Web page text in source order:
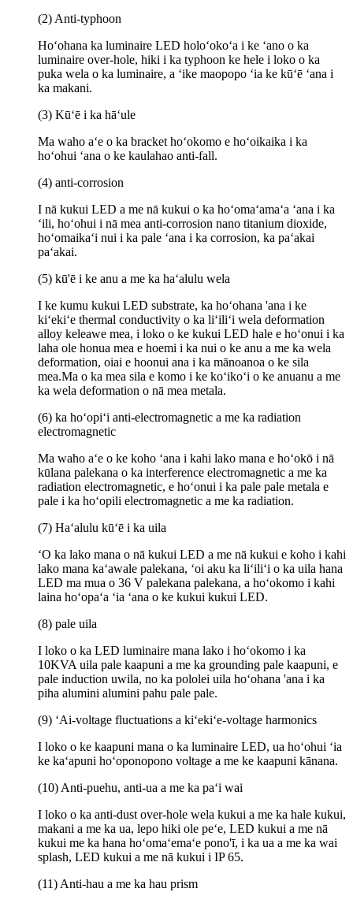
(2) Anti-typhoon
Hoʻohana ka luminaire LED holoʻokoʻa i ke ʻano o ka
luminaire over-hole, hiki i ka typhoon ke hele i loko o ka
puka wela o ka luminaire, a ʻike maopopo ʻia ke kūʻē ʻana i
ka makani.
(3) Kūʻē i ka hāʻule
Ma waho aʻe o ka bracket hoʻokomo e hoʻoikaika i ka
hoʻohui ʻana o ke kaulahao anti-fall.
(4) anti-corrosion
I nā kukui LED a me nā kukui o ka hoʻomaʻamaʻa ʻana i ka
ʻili, hoʻohui i nā mea anti-corrosion nano titanium dioxide,
hoʻomaikaʻi nui i ka pale ʻana i ka corrosion, ka paʻakai
paʻakai.
(5) kū'ē i ke anu a me ka haʻalulu wela
I ke kumu kukui LED substrate, ka hoʻohana 'ana i ke
kiʻekiʻe thermal conductivity o ka liʻiliʻi wela deformation
alloy keleawe mea, i loko o ke kukui LED hale e hoʻonui i ka
laha ole honua mea e hoemi i ka nui o ke anu a me ka wela
deformation, oiai e hoonui ana i ka mānoanoa o ke sila
mea.Ma o ka mea sila e komo i ke koʻikoʻi o ke anuanu a me
ka wela deformation o nā mea metala.
(6) ka hoʻopiʻi anti-electromagnetic a me ka radiation
electromagnetic
Ma waho aʻe o ke koho ʻana i kahi lako mana e hoʻokō i nā
kūlana palekana o ka interference electromagnetic a me ka
radiation electromagnetic, e hoʻonui i ka pale pale metala e
pale i ka hoʻopili electromagnetic a me ka radiation.
(7) Haʻalulu kūʻē i ka uila
ʻO ka lako mana o nā kukui LED a me nā kukui e koho i kahi
lako mana kaʻawale palekana, ʻoi aku ka liʻiliʻi o ka uila hana
LED ma mua o 36 V palekana palekana, a hoʻokomo i kahi
laina hoʻopaʻa ʻia ʻana o ke kukui kukui LED.
(8) pale uila
I loko o ka LED luminaire mana lako i hoʻokomo i ka
10KVA uila pale kaapuni a me ka grounding pale kaapuni, e
pale induction uwila, no ka pololei uila hoʻohana 'ana i ka
piha alumini alumini pahu pale pale.
(9) ʻAi-voltage fluctuations a kiʻekiʻe-voltage harmonics
I loko o ke kaapuni mana o ka luminaire LED, ua hoʻohui ʻia
ke kaʻapuni hoʻoponopono voltage a me ke kaapuni kānana.
(10) Anti-puehu, anti-ua a me ka paʻi wai
I loko o ka anti-dust over-hole wela kukui a me ka hale kukui,
makani a me ka ua, lepo hiki ole peʻe, LED kukui a me nā
kukui me ka hana hoʻomaʻemaʻe pono'ī, i ka ua a me ka wai
splash, LED kukui a me nā kukui i IP 65.
(11) Anti-hau a me ka hau prism